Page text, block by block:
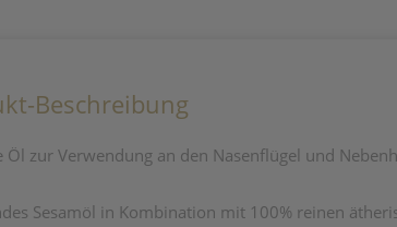
Beschreibung
Öl zur Verwendung an den Nasenflügel und
Sesamöl in Kombination mit 100% reinen